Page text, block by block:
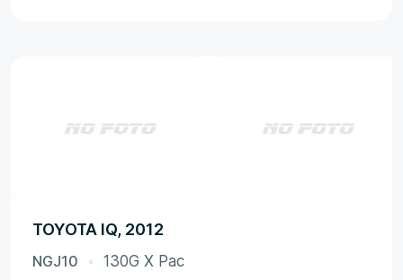
TOYOTA IQ, 2012
NGJ10 130G X Pac